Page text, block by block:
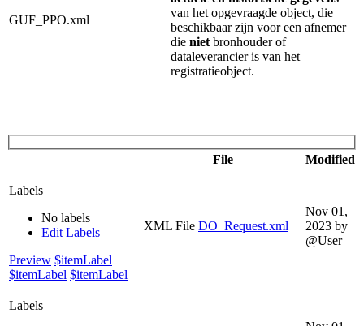
GUF_PPO.xml
van het opgevraagde object, die
beschikbaar zijn voor een afnemer
die niet bronhouder of
dataleverancier is van het
registratieobject.
File Modified
Labels
No labels
Edit Labels
Preview $itemLabel
$itemLabel $itemLabel
XML File DO_Request.xml
Nov 01,
2023 by
@User
Labels